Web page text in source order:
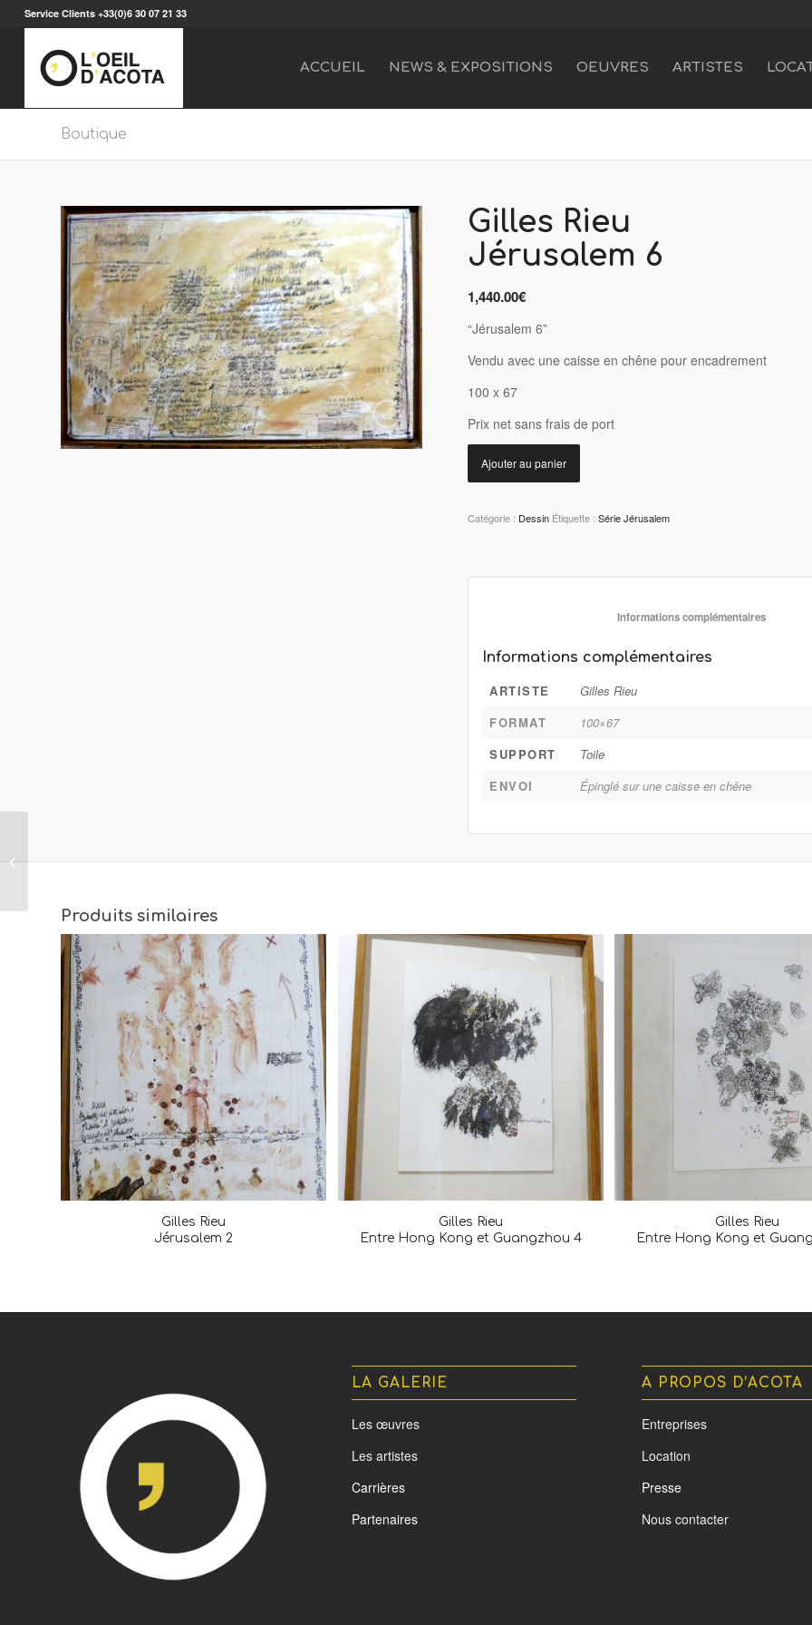
Service Clients +33(0)6 30 07 21 33
ACCUEIL NEWS & EXPOSITIONS OEUVRES ARTISTES
Boutique
Gilles Rieu
Jérusalem 6
1,440.00€
“Jérusalem 6”
Vendu avec une caisse en chêne pour encadrement
100 x 67
Prix net sans frais de port
Ajouter au panier
Catégorie : Dessin Étiquette :Série Jérusalem
Informations complémentaires
ARTISTE
Gilles Rieu
FORMAT
100×67
SUPPORT
Toile
ENVOI
Épinglé sur une caisse en chêne
Produits similaires
Gilles Rieu
Jérusalem 2
Gilles Rieu
Entre Hong Kong et Guangzhou 4
Gilles Rieu
Entre Hong Kong et
LA GALERIE
Les œuvres
Les artistes
Carrières
Partenaires
A PROPOS D’ACOTA
Entreprises
Location
Presse
Nous contacter